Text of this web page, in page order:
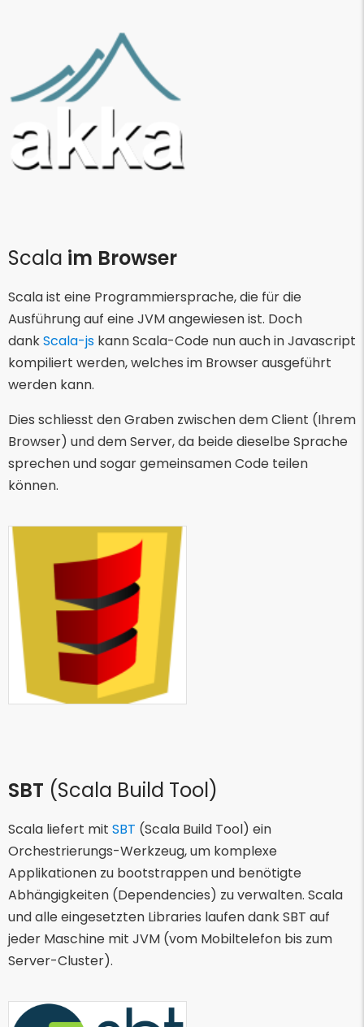
Scala im Browser
Scala ist eine Programmiersprache, die für die
Ausführung auf eine JVM angewiesen ist. Doch
dankScala-js kann Scala-Code nun auch in Javascript
kompiliert werden, welches im Browser ausgeführt
werden kann.
Dies schliesst den Graben zwischen dem Client (Ihrem
Browser) und dem Server, da beide dieselbe Sprache
sprechen und sogar gemeinsamen Code teilen
können.
SBT (Scala Build Tool)
Scala liefert mit SBT (Scala Build Tool) ein
Orchestrierungs-Werkzeug, um komplexe
Applikationen zu bootstrappen und benötigte
Abhängigkeiten (Dependencies) zu verwalten. Scala
und alle eingesetzten Libraries laufen dank SBT auf
jeder Maschine mit JVM (vom Mobiltelefon bis zum
Server-Cluster).